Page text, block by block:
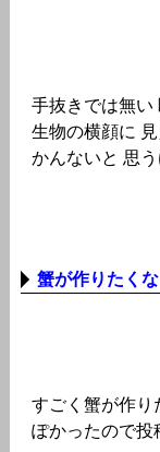
手抜きでは無い
生物の横顔に
かんないと 思
蟹が作りたく
すごく蟹が作り
ぽかったので投